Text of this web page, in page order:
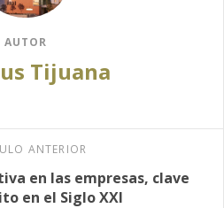
AUTOR
Tijuana
ANTERIOR
en las empresas, clave
en el Siglo XXI